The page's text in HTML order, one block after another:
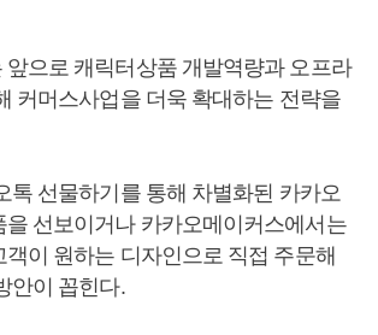
앞으로 캐릭터상품 개발역량과 오프라
커머스사업을 더욱 확대하는 전략을
톡 선물하기를 통해 차별화된 카카오
을 선보이거나 카카오메이커스에서는
이 원하는 디자인으로 직접 주문해
안이 꼽힌다.